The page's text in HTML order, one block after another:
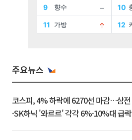
주요뉴스
코스피, 4% 하락에 6270선 마감…삼전
·SK하닉 '와르르' 각각 6%·10%대 급락